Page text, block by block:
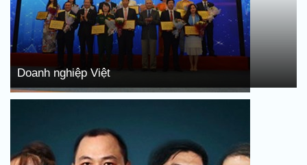
Doanh nghiệp Việt